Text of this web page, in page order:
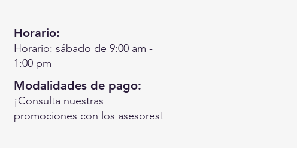
Horario:
Horario: sábado de 9:00 am -
1:00 pm
Modalidades de pago:
¡Consulta nuestras
promociones con los asesores!